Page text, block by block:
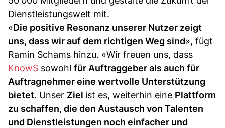
Dienstleistungswelt mit.
«Die positive Resonanz unserer Nutzer zeigt
uns, dass wir auf dem richtigen Weg sind», fügt
Ramin Schams hinzu. «Wir freuen uns, dass
KnowS sowohl für Auftraggeber als auch für
Auftragnehmer eine wertvolle Unterstützung
bietet. Unser Ziel ist es, weiterhin eine Plattform
zu schaffen, die den Austausch von Talenten
und Dienstleistungen noch einfacher und